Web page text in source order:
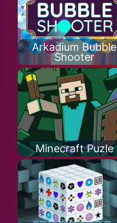
Arkadium Bubble
Shooter
Minecraft Puzle